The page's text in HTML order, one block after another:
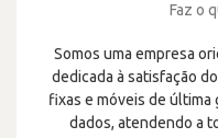
Faz o
Somos uma empresa
dedicada à satisfação
fixas e móveis de
dados, atendendo a